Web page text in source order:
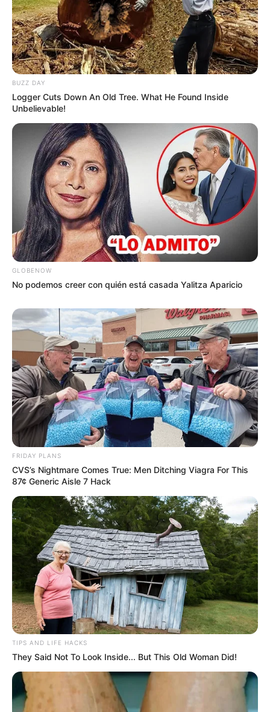
BUZZ DAY
Logger Cuts Down An Old Tree. What He Found Inside
Unbelievable!
GLOBENOW
No podemos creer con quién está casada Yalitza Aparicio
FRIDAY PLANS
CVS’s Nightmare Comes True: Men Ditching Viagra For This
87¢ Generic Aisle 7 Hack
TIPS AND LIFE HACKS
They Said Not To Look Inside... But This Old Woman Did!